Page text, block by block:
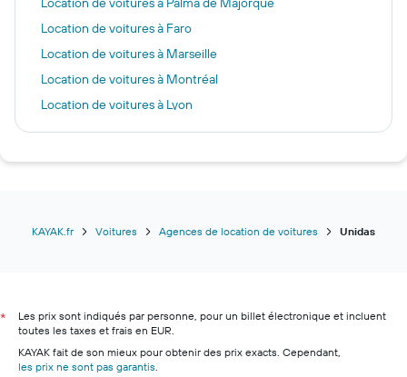
Location de voitures à Faro
Location de voitures à Marseille
Location de voitures à Montréal
Location de voitures à Lyon
Location de voitures à Los Angeles
Location de voitures à Strasbourg
KAYAK.fr Voitures Agences de location de voitures Unidas
*
Les prix sont indiqués par personne, pour un billet électronique et incluent
toutes les taxes et frais en EUR.
KAYAK fait de son mieux pour obtenir des prix exacts. Cependant,
les prix ne sont pas garantis.